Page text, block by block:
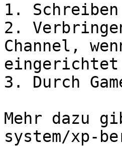
1.
2.
Channel,
eingerichtet
3. Durch
Mehr dazu
system/xp-